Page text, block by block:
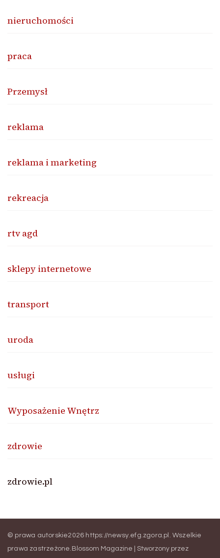
nieruchomości
praca
Przemysł
reklama
reklama i marketing
rekreacja
rtv agd
sklepy internetowe
transport
uroda
usługi
Wyposażenie Wnętrz
zdrowie
zdrowie.pl
© prawa autorskie2026 https://newsy.efg.zgora.pl . Wszelkie
prawa zastrzeżone. Blossom Magazine | Stworzony przez